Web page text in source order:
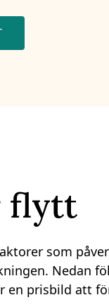
flytt
som
Nedan
en prisbild att